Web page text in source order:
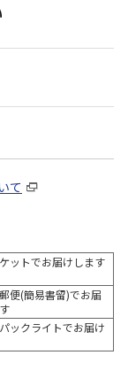
て
ットでお届けします
便(簡易書留)でお届
ックライトでお届け